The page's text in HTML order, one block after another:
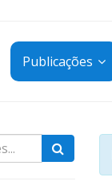
Publicações